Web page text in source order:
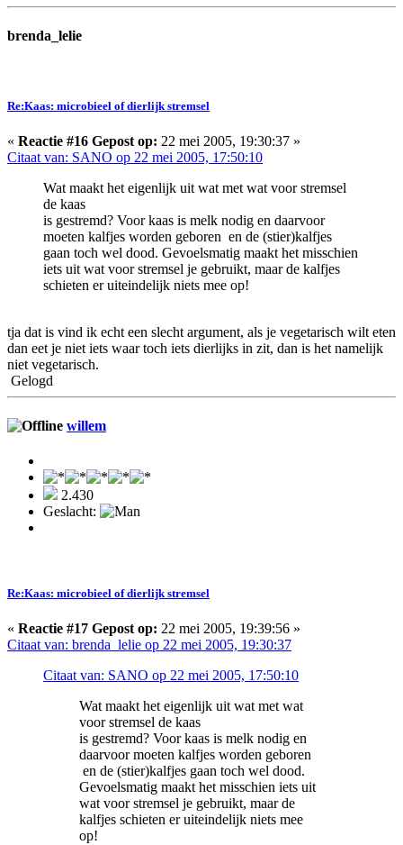
brenda_lelie
Re:Kaas: microbieel of dierlijk stremsel
« Reactie #16 Gepost op: 22 mei 2005, 19:30:37 »
Citaat van: SANO op 22 mei 2005, 17:50:10
Wat maakt het eigenlijk uit wat met wat voor stremsel
de kaas
is gestremd? Voor kaas is melk nodig en daarvoor
moeten kalfjes worden geboren en de (stier)kalfjes
gaan toch wel dood. Gevoelsmatig maakt het misschien
iets uit wat voor stremsel je gebruikt, maar de kalfjes
schieten er uiteindelijk niets mee op!
tja dat is vind ik echt een slecht argument, als je vegetarisch wilt eten
dan eet je niet iets waar toch iets dierlijks in zit, dan is het namelijk
niet vegetarisch.
Gelogd
willem
2.430
Geslacht:
Re:Kaas: microbieel of dierlijk stremsel
« Reactie #17 Gepost op: 22 mei 2005, 19:39:56 »
Citaat van: brenda_lelie op 22 mei 2005, 19:30:37
Citaat van: SANO op 22 mei 2005, 17:50:10
Wat maakt het eigenlijk uit wat met wat
voor stremsel de kaas
is gestremd? Voor kaas is melk nodig en
daarvoor moeten kalfjes worden geboren
en de (stier)kalfjes gaan toch wel dood.
Gevoelsmatig maakt het misschien iets uit
wat voor stremsel je gebruikt, maar de
kalfjes schieten er uiteindelijk niets mee
op!